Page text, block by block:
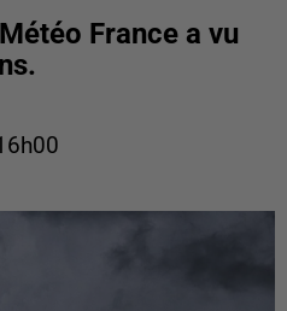
France a vu